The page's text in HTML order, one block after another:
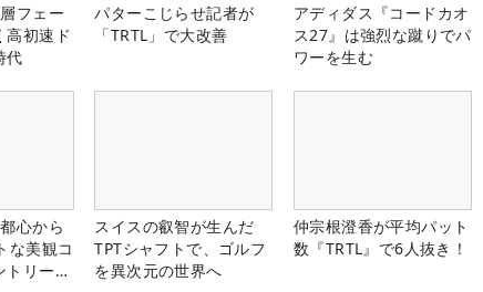
フェー
高初速ド
代
パターこじらせ記者が
「TRTL」で大改善
アディダス『コードカオ
ス27』は強烈な蹴りでパ
ワーを生む
心から
な美観コ
トリー俱
スイスの叡智が生んだ
TPTシャフトで、ゴルフ
を異次元の世界へ
仲宗根澄香が平均パット
数『TRTL』で6人抜き！